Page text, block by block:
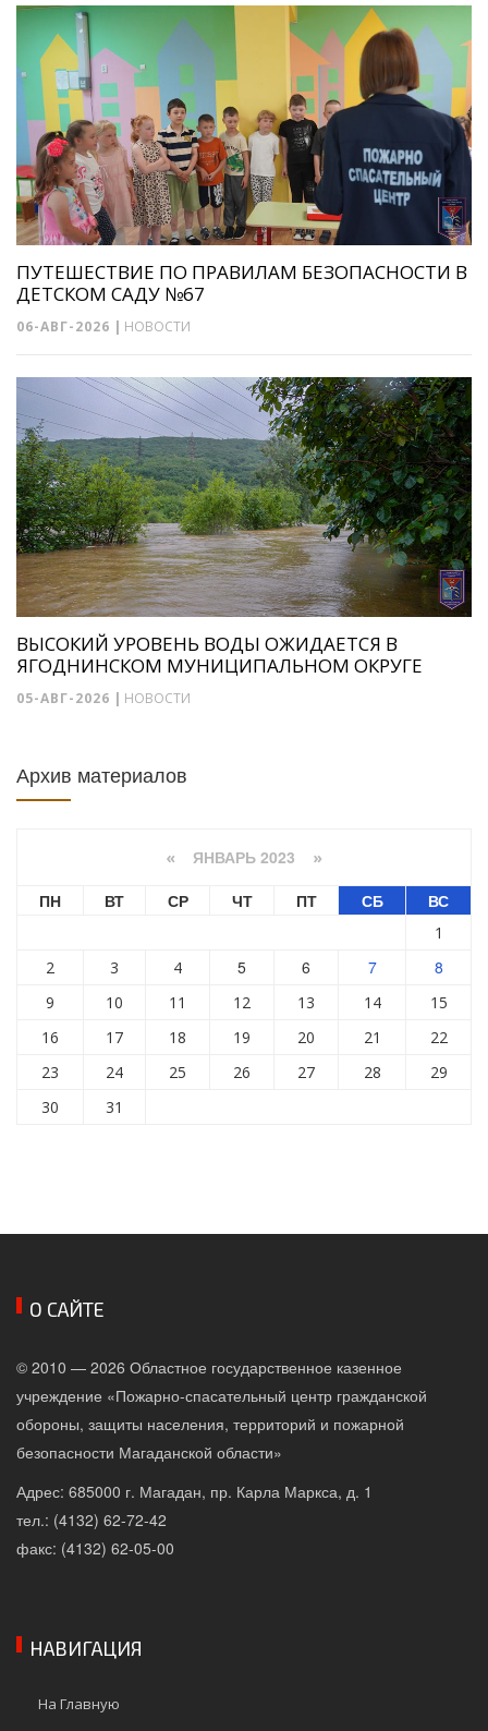
ПУТЕШЕСТВИЕ ПО ПРАВИЛАМ БЕЗОПАСНОСТИ В
ДЕТСКОМ САДУ №67
06-АВГ-2026 | НОВОСТИ
ВЫСОКИЙ УРОВЕНЬ ВОДЫ ОЖИДАЕТСЯ В
ЯГОДНИНСКОМ МУНИЦИПАЛЬНОМ ОКРУГЕ
05-АВГ-2026 | НОВОСТИ
Архив материалов
« ЯНВАРЬ 2023 »
ПН ВТ СР ЧТ ПТ СБ ВС
1
2
3 4 5 6 7 8
9 10 11 12 13 14
15
16
17 18 19 20 21
22
23
24 25 26 27 28
29
30
31
О САЙТЕ
© 2010 — 2026 Областное государственное казенное
учреждение «Пожарно-спасательный центр гражданской
обороны, защиты населения, территорий и пожарной
безопасности Магаданской области»
Адрес: 685000 г. Магадан, пр. Карла Маркса, д. 1
тел.: (4132) 62-72-42
факс: (4132) 62-05-00
НАВИГАЦИЯ
На Главную